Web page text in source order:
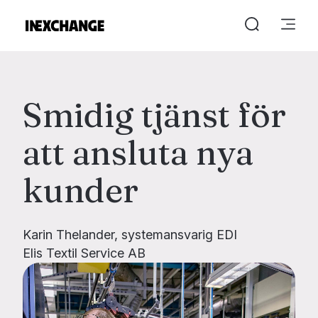
Smidig tjänst för
att ansluta nya
kunder
Karin Thelander, systemansvarig EDI
Elis Textil Service AB